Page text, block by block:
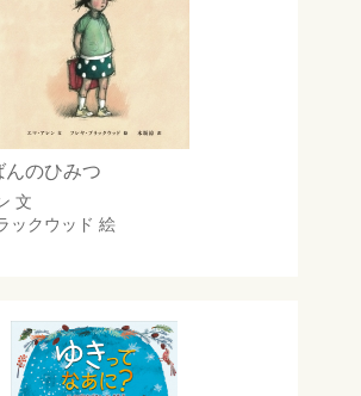
んのひみつ
文
ックウッド 絵